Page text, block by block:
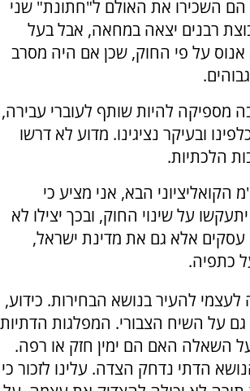
הם השכירו את האולם ל"חתונת" שני
רבנים יצאה במחאה, אבל בעל
אנוס על פי החוק, שכן אם היה מסרב
מספיקה להיות שותף לעוברי עבירה,
ובעיקר נציגינו. מדוע לא דרשו
הלכתיות.
הבא, אני מציע כי
על שינוי החוק, ובכך יצילו לא
אלא גם את מדינת ישראל,
כתפיה.
לעצמי להעיר בנושא הבחירות. כידוע,
על השיח הצבורי. המפלגות הדתיות
השאלה האם הם ימין חזק או רפה.
הדתי נדחק הצדה. עלינו לזכור כי